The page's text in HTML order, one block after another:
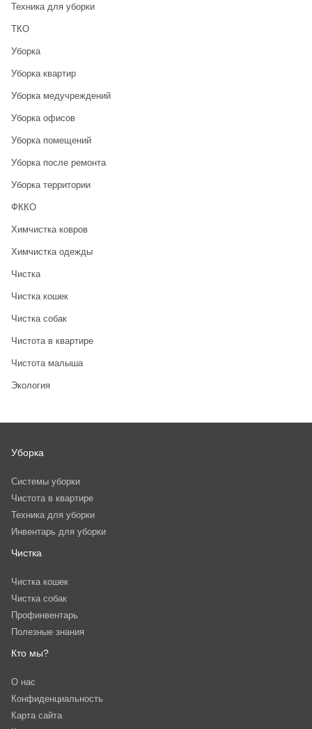
Техника для уборки
ТКО
Уборка
Уборка квартир
Уборка медучреждений
Уборка офисов
Уборка помещений
Уборка после ремонта
Уборка территории
ФККО
Химчистка ковров
Химчистка одежды
Чистка
Чистка кошек
Чистка собак
Чистота в квартире
Чистота малыша
Экология
Уборка
Системы уборки
Чистота в квартире
Техника для уборки
Инвентарь для уборки
Чистка
Чистка кошек
Чистка собак
Профинвентарь
Полезные знания
Кто мы?
О нас
Конфиденциальность
Карта сайта